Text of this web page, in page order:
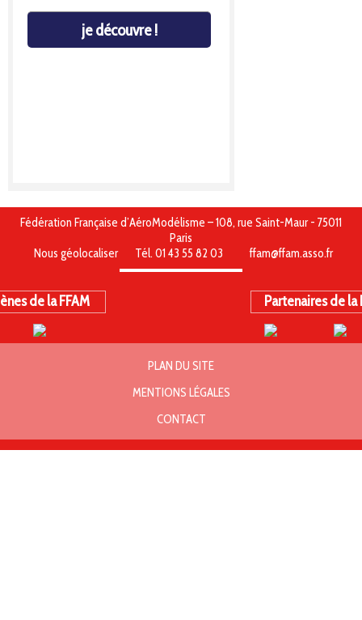
je découvre !
Fédération Française d’AéroModélisme – 108, rue Saint-Maur - 75011
Paris
Nous géolocaliser
Tél. 01 43 55 82 03 ffam@ffam.asso.fr
de la FFAM Partenaires de la
PLAN DU SITE
MENTIONS LÉGALES
CONTACT